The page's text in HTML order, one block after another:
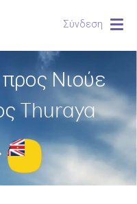
Σύνδεση
Νιούε
Thuraya